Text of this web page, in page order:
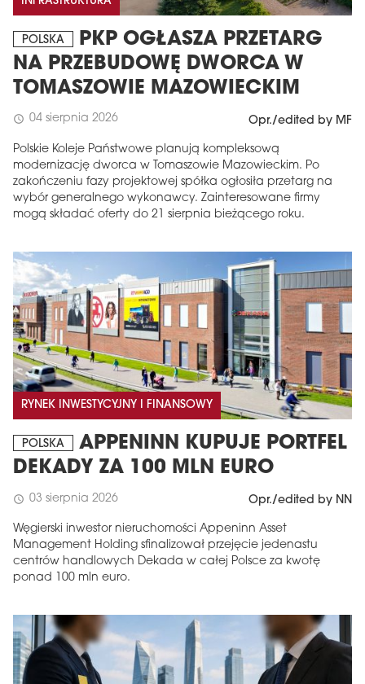
POLSKA
PKP OGŁASZA PRZETARG
NA PRZEBUDOWĘ DWORCA W
TOMASZOWIE MAZOWIECKIM
schedule 04 sierpnia 2026 Opr./edited by MF
Polskie Koleje Państwowe planują kompleksową
modernizację dworca w Tomaszowie Mazowieckim. Po
zakończeniu fazy projektowej spółka ogłosiła przetarg na
wybór generalnego wykonawcy. Zainteresowane firmy
mogą składać oferty do 21 sierpnia bieżącego roku.
RYNEK INWESTYCYJNY I FINANSOWY
POLSKA
APPENINN KUPUJE PORTFEL
DEKADY ZA 100 MLN EURO
schedule 03 sierpnia 2026 Opr./edited by NN
Węgierski inwestor nieruchomości Appeninn Asset
Management Holding sfinalizował przejęcie jedenastu
centrów handlowych Dekada w całej Polsce za kwotę
ponad 100 mln euro.